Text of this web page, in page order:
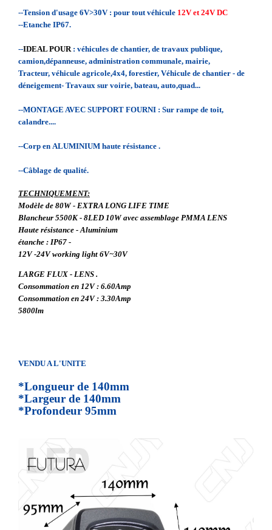
--Tension d'usage 6V>30V : pour tout véhicule 12V et 24V DC
--Etanche IP67.
--IDEAL POUR: véhicules de chantier, de travaux publique,
camion,dépanneuse, administration communale, mairie,
Tracteur, véhicule agricole,4x4, forestier, Véhicule de chantier - de
déneigement- Travaux sur voirie, bateau, auto,quad...
--MONTAGE AVEC SUPPORT FOURNI : Sur rampe de toit,
calandre....
--Corp en ALUMINIUM haute résistance .
--Câblage de qualité.
TECHNIQUEMENT:
Modèle de 80W - EXTRA LONG LIFE TIME
Blancheur 5500K - 8LED 10W avec assemblage PMMA LENS
Haute résistance - Aluminium
étanche : IP67 -
12V -24V working light 6V~30V
LARGE FLUX - LENS .
Consommation en 12V : 6.60Amp
Consommation en 24V : 3.30Amp
5800lm
VENDU A L'UNITE
*Longueur de 140mm
*Largeur de 140mm
*Profondeur 95mm